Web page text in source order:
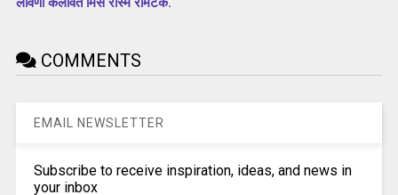
COMMENTS
EMAIL NEWSLETTER
Subscribe to receive inspiration, ideas, and news in
your inbox